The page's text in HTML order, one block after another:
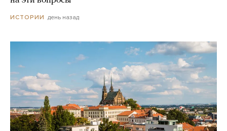
ИСТОРИИ день назад